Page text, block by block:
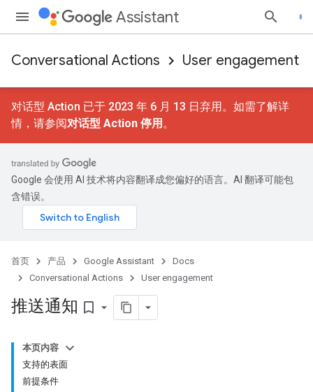
Assistant
Conversational Actions User engagement
对话型 Action 已于 2023 年 6 月 13 日弃用。如需了解详
情，请参阅对话型 Action 停用 。
Google 会使用 AI 技术将内容翻译成您偏好的语言。AI 翻译可能包
含错误。
首页 产品 Google Assistant
Docs
Conversational Actions
User engagement
推送通知 bookmark_border
本页内容
支持的表面
前提条件